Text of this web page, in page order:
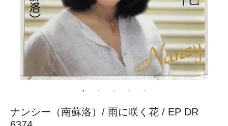
ナンシー（南蘇洛）/ 雨に咲く花 / EP DR